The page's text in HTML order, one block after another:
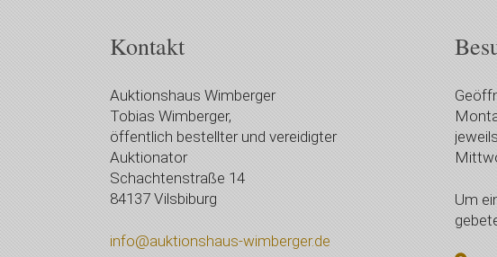
Kontakt
Auktionshaus Wimberger
Tobias Wimberger,
öffentlich bestellter und vereidigter
Auktionator
Schachtenstraße 14
84137 Vilsbiburg
info@auktionshaus-wimberger.de
Um